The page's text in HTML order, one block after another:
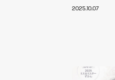
2025.10.07